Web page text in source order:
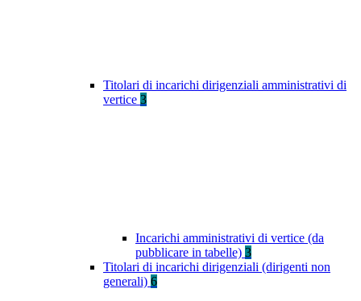
Titolari di incarichi dirigenziali amministrativi di
vertice 3
Incarichi amministrativi di vertice (da
pubblicare in tabelle) 3
Titolari di incarichi dirigenziali (dirigenti non
generali) 6